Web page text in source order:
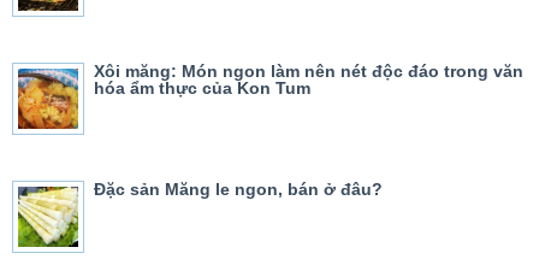
Xôi măng: Món ngon làm nên nét độc đáo trong văn
hóa ẩm thực của Kon Tum
Đặc sản Măng le ngon, bán ở đâu?